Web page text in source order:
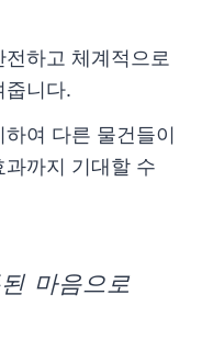
하고 체계적으로
줍니다.
여 다른 물건들이
까지 기대할 수
마음으로